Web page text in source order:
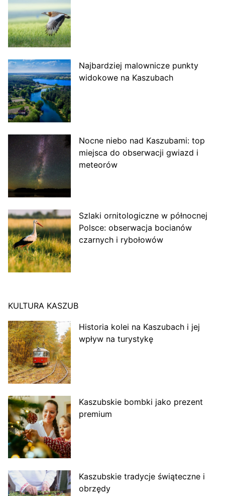
Najbardziej malownicze punkty
widokowe na Kaszubach
Nocne niebo nad Kaszubami: top
miejsca do obserwacji gwiazd i
meteorów
Szlaki ornitologiczne w północnej
Polsce: obserwacja bocianów
czarnych i rybołowów
KULTURA KASZUB
Historia kolei na Kaszubach i jej
wpływ na turystykę
Kaszubskie bombki jako prezent
premium
Kaszubskie tradycje świąteczne i
obrzędy